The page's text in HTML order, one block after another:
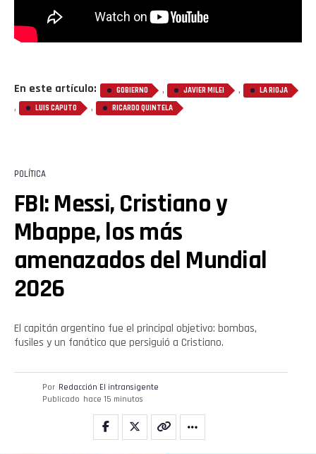
En este artículo: GOBIERNO , JAVIER MILEI , LA RIOJA
, LUIS CAPUTO , RICARDO QUINTELA
POLÍTICA
FBI: Messi, Cristiano y
Mbappe, los más
amenazados del Mundial
2026
El capitán argentino fue el principal objetivo: bombas,
fusiles y un fanático que persiguió a Cristiano.
Por Redacción El intransigente
Publicado hace 15 minutos